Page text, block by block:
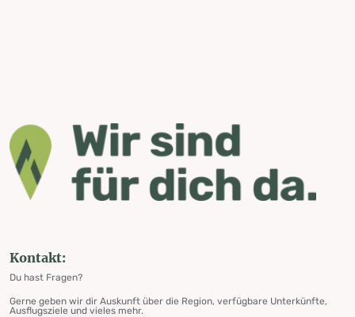
Kontakt:
Du hast Fragen?
Gerne geben wir dir Auskunft über die Region, verfügbare Unterkünfte,
Ausflugsziele und vieles mehr.